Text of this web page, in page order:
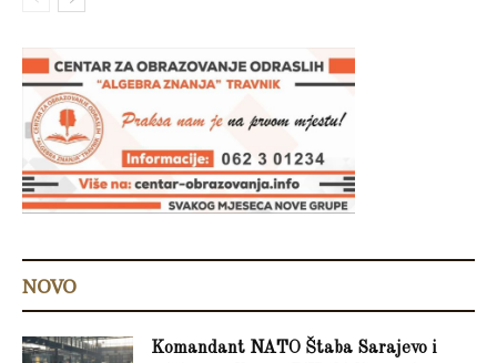
NOVO
Komandant NATO Štaba Sarajevo i